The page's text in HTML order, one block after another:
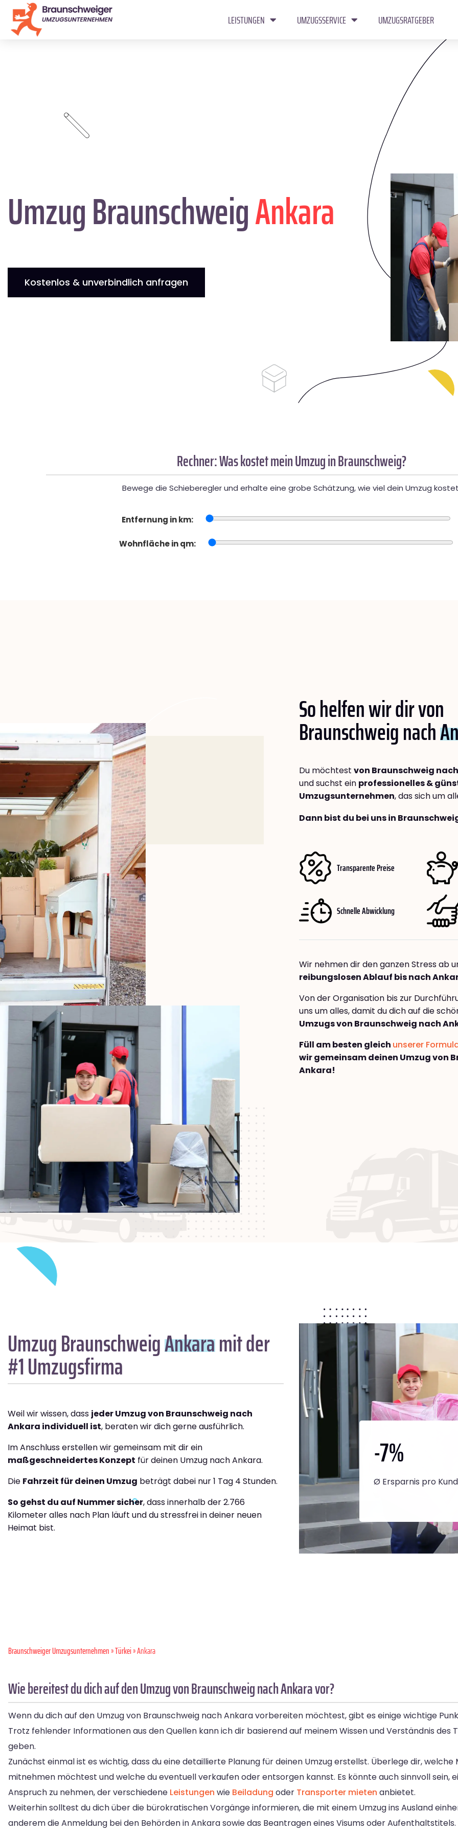
LEISTUNGEN UMZUGSSERVICE UMZUGSRATGEBER
Umzug BraunschweigAnkara
Kostenlos & unverbindlich anfragen
Rechner: Was kostet mein Umzug in Braunschweig?
Bewege die Schieberegler und erhalte eine grobe Schätzung, wie viel dein Umzug
Entfernung in km:
Wohnfläche in qm:
So helfen wir dir von
Braunschweig nach
Du möchtest von Braunschweig
und suchst ein professionelles &
Umzugsunternehmen, das sich um
Dann bist du bei uns in
Transparente Preise
Schnelle Abwicklung
Wir nehmen dir den ganzen Stress ab
reibungslosen Ablauf bis nach
Von der Organisation bis zur
uns um alles, damit du dich auf die
Umzugs von Braunschweig nach
Füll am besten gleich unserer
wir gemeinsam deinen Umzug von
Ankara!
Umzug BraunschweigAnkaramit der
#1 Umzugsfirma
Weil wir wissen, dass jeder Umzug von Braunschweig nach
Ankara individuell ist, beraten wir dich gerne ausführlich.
Im Anschluss erstellen wir gemeinsam mit dir ein
maßgeschneidertes Konzept für deinen Umzug nach Ankara.
Die Fahrzeit für deinen Umzug beträgt dabei nur 1 Tag 4 Stunden.
So gehst du auf Nummer sicher, dass innerhalb der 2.766
Kilometer alles nach Plan läuft und du stressfrei in deiner neuen
Heimat bist.
-7%
Ø Ersparnis pro
Braunschweiger Umzugsunternehmen»Türkei» Ankara
Wie bereitest du dich auf den Umzug von Braunschweig nach Ankara vor?
Wenn du dich auf den Umzug von Braunschweig nach Ankara vorbereiten möchtest, gibt es einige wichtige
Trotz fehlender Informationen aus den Quellen kann ich dir basierend auf meinem Wissen und Verständnis des
geben.
Zunächst einmal ist es wichtig, dass du eine detaillierte Planung für deinen Umzug erstellst. Überlege dir,
mitnehmen möchtest und welche du eventuell verkaufen oder entsorgen kannst. Es könnte auch sinnvoll sein,
Anspruch zu nehmen, der verschiedene Leistungen wie Beiladung oder Transporter mieten anbietet.
Weiterhin solltest du dich über die bürokratischen Vorgänge informieren, die mit einem Umzug ins Ausland
anderem die Anmeldung bei den Behörden in Ankara sowie das Beantragen eines Visums oder